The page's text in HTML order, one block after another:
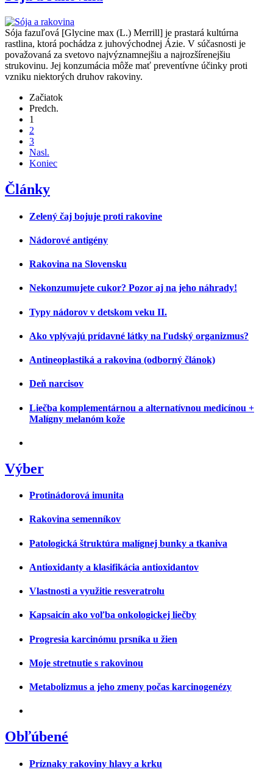
Sója fazuľová [Glycine max (L.) Merrill] je prastará kultúrna
rastlina, ktorá pochádza z juhovýchodnej Ázie. V súčasnosti je
považovaná za svetovo najvýznamnejšiu a najrozšírenejšiu
strukovinu. Jej konzumácia môže mať preventívne účinky proti
vzniku niektorých druhov rakoviny.
Začiatok
Predch.
1
2
3
Nasl.
Koniec
Články
Zelený čaj bojuje proti rakovine
Nádorové antigény
Rakovina na Slovensku
Nekonzumujete cukor? Pozor aj na jeho náhrady!
Typy nádorov v detskom veku II.
Ako vplývajú prídavné látky na ľudský organizmus?
Antineoplastiká a rakovina (odborný článok)
Deň narcisov
Liečba komplementárnou a alternatívnou medicínou +
Malígny melanóm kože
Výber
Protinádorová imunita
Rakovina semenníkov
Patologická štruktúra malígnej bunky a tkaniva
Antioxidanty a klasifikácia antioxidantov
Vlastnosti a využitie resveratrolu
Kapsaicín ako voľba onkologickej liečby
Progresia karcinómu prsníka u žien
Moje stretnutie s rakovinou
Metabolizmus a jeho zmeny počas karcinogenézy
Obľúbené
Príznaky rakoviny hlavy a krku